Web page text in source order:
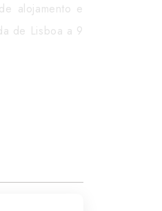
alojamento e
de Lisboa a 9
uma cidade